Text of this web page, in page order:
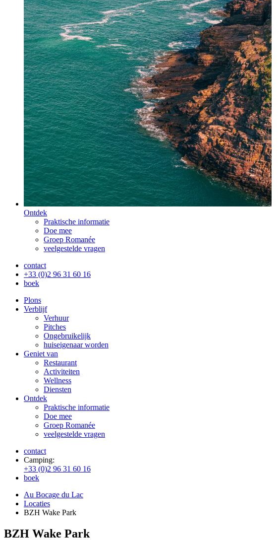
Ontdek
Praktische informatie
Doe mee
Groep Romanée
veelgestelde vragen
contact
+33 (0)2 96 31 60 16
boek
Plons
Verblijf
Verhuur
Pitches
Ongebruikelijk
huiseigenaar worden
Geniet van
Restaurant
Activiteiten
Wellness
Diensten
Ontdek
Praktische informatie
Doe mee
Groep Romanée
veelgestelde vragen
contact
Camping:
+33 (0)2 96 31 60 16
boek
Au Bocage du Lac
Locaties
BZH Wake Park
BZH Wake Park